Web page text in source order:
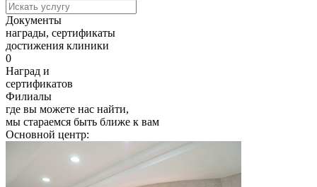
Документы
награды, сертификаты
достижения клиники
0
Наград и
сертификатов
Филиалы
где вы можете нас найти,
мы стараемся быть ближе к вам
Основной центр: